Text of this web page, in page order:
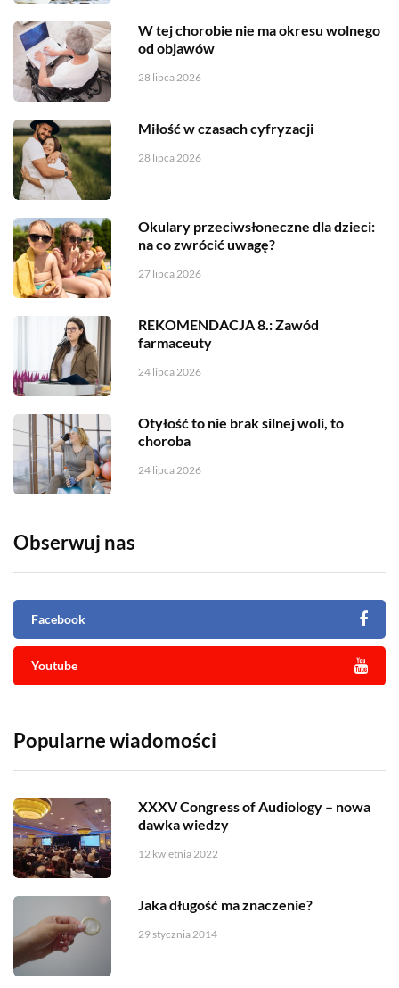
W tej chorobie nie ma okresu wolnego
od objawów
28 lipca 2026
Miłość w czasach cyfryzacji
28 lipca 2026
Okulary przeciwsłoneczne dla dzieci:
na co zwrócić uwagę?
27 lipca 2026
REKOMENDACJA 8.: Zawód
farmaceuty
24 lipca 2026
Otyłość to nie brak silnej woli, to
choroba
24 lipca 2026
Obserwuj nas
Facebook
Youtube
Popularne wiadomości
XXXV Congress of Audiology – nowa
dawka wiedzy
12 kwietnia 2022
Jaka długość ma znaczenie?
29 stycznia 2014